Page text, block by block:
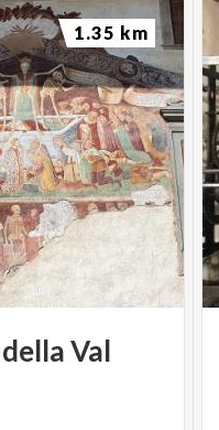
dellaVal
1.35 km